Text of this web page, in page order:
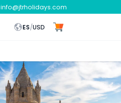
info@jtrholidays.com
ES/USD